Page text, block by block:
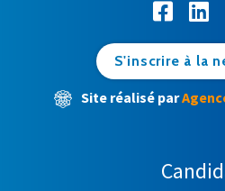
S'inscrire à la
Site réalisé par